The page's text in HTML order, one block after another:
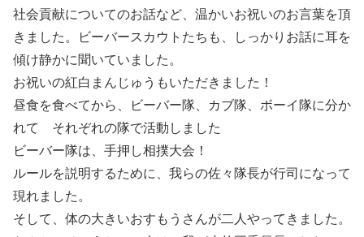
社会貢献についてのお話など、温かいお祝いのお言葉を頂
きました。ビーバースカウトたちも、しっかりお話に耳を
傾け静かに聞いていました。
お祝いの紅白まんじゅうもいただきました！
昼食を食べてから、ビーバー隊、カブ隊、ボーイ隊に分か
れて それぞれの隊で活動しました
ビーバー隊は、手押し相撲大会！
ルールを説明するために、我らの佐々隊長が行司になって
現れました。
そして、体の大きいおすもうさんが二人やってきました。